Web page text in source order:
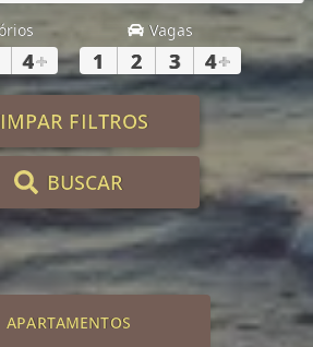
4+
Vagas
1 2 3 4+
FILTROS
BUSCAR
APARTAMENTOS